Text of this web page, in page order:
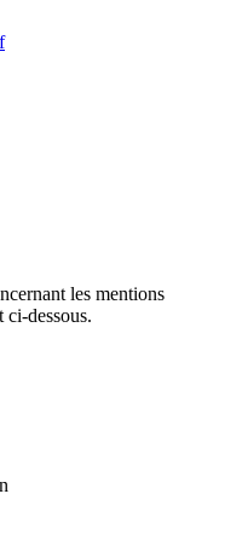
les mentions
ci-dessous.